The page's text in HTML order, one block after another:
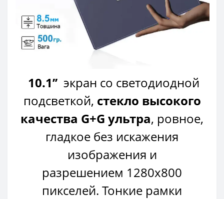
10.1’’ экран со светодиодной
подсветкой, стекло высокого
качества G+G ультра, ровное,
гладкое без искажения
изображения и
разрешением 1280х800
пикселей. Тонкие рамки